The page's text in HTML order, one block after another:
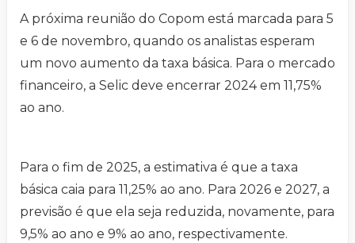
A próxima reunião do Copom está marcada para 5
e 6 de novembro, quando os analistas esperam
um novo aumento da taxa básica. Para o mercado
financeiro, a Selic deve encerrar 2024 em 11,75%
ao ano.
Para o fim de 2025, a estimativa é que a taxa
básica caia para 11,25% ao ano. Para 2026 e 2027, a
previsão é que ela seja reduzida, novamente, para
9,5% ao ano e 9% ao ano, respectivamente.